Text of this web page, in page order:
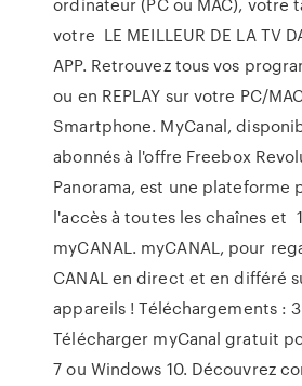
votre LE MEILLEUR DE LA TV
APP. Retrouvez tous vos
ou en REPLAY sur votre PC/
Smartphone. MyCanal,
abonnés à l'offre Freebox
Panorama, est une plateforme
l'accès à toutes les chaînes et
myCANAL. myCANAL, pour
CANAL en direct et en différé
appareils ! Téléchargements :
Télécharger myCanal gratuit
7 ou Windows 10. Découvrez